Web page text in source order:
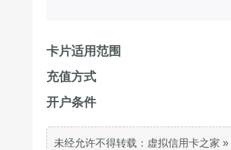
卡片适用范围
充值方式
开户条件
未经允许不得转载： 虚拟信用卡之家 »